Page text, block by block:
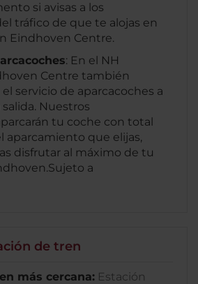
si avisas a los
tráfico de que te alojas en
Eindhoven Centre.
: En el NH
Centre también
servicio de aparcacoches a
salida. Nuestros
tu coche con total
aparcamiento que elijas,
disfrutar al máximo de tu
a
de tren
más cercana: Estación